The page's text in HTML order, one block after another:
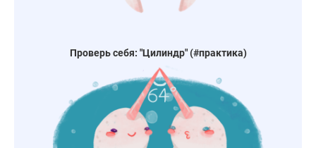
Проверь себя: "Цилиндр" (#практика)